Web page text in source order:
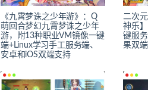
《九霄梦诛之少年游》：Q
萌回合梦幻九霄梦诛之少年
游，附13种职业VM镜像一键
端+Linux学习手工服务端、
安卓和iOS双端支持
二次
神乐
键服
果双端